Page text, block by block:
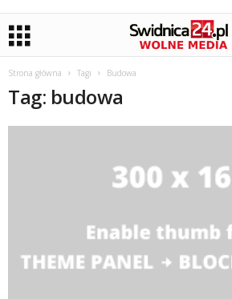
Strona główna Tagi Budowa
Tag: budowa